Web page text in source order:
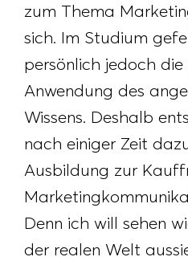
zum Thema
sich. Im Studium
persönlich jedoch
Anwendung des
Wissens. Deshalb
nach einiger Zeit
Ausbildung zur
Denn ich will sehen
der realen Welt